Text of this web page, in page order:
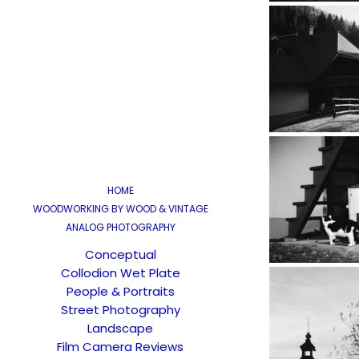
HOME
WOODWORKING BY WOOD & VINTAGE
ANALOG PHOTOGRAPHY
Conceptual
Collodion Wet Plate
People & Portraits
Street Photography
Landscape
Film Camera Reviews